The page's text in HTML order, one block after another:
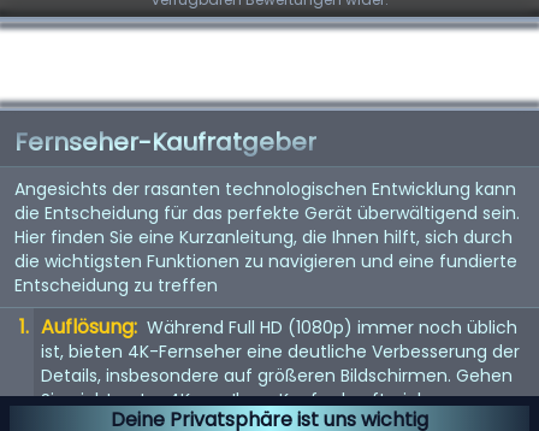
Deine Privatsphäre ist uns wichtig
Fernseher-Kaufratgeber
Angesichts der rasanten technologischen Entwicklung kann
die Entscheidung für das perfekte Gerät überwältigend sein.
Hier finden Sie eine Kurzanleitung, die Ihnen hilft, sich durch
die wichtigsten Funktionen zu navigieren und eine fundierte
Entscheidung zu treffen
Auflösung: Während Full HD (1080p) immer noch üblich
ist, bieten 4K-Fernseher eine deutliche Verbesserung der
Details, insbesondere auf größeren Bildschirmen. Gehen
Sie nicht unter 4K, um Ihren Kauf zukunftssicher zu
machen. 8K steht vor der Tür, aber da Inhalte noch rar